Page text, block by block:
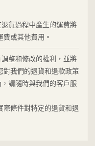
貨過程中產生的運費將
或其他費用。
整和修改的權利，並將
對我們的退貨和退款政策
請隨時與我們的客戶服
際條件對特定的退貨和退